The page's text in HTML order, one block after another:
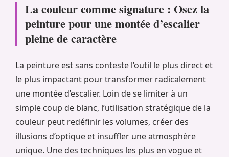
La couleur comme signature : Osez la
peinture pour une montée d’escalier
pleine de caractère
La peinture est sans conteste l’outil le plus direct et
le plus impactant pour transformer radicalement
une montée d’escalier. Loin de se limiter à un
simple coup de blanc, l’utilisation stratégique de la
couleur peut redéfinir les volumes, créer des
illusions d’optique et insuffler une atmosphère
unique. Une des techniques les plus en vogue et